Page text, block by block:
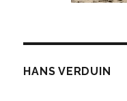
HANS VERDUIN